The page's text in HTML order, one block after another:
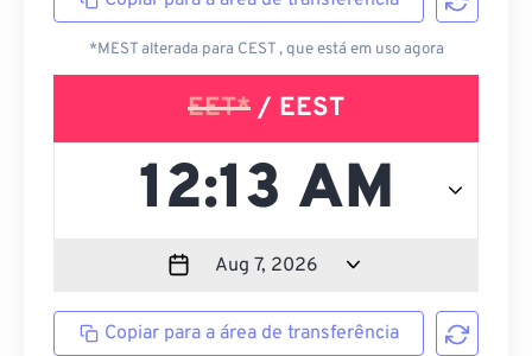
*MEST alterada para CEST , que está em uso agora
EET* / EEST
Copiar para a área de transferência